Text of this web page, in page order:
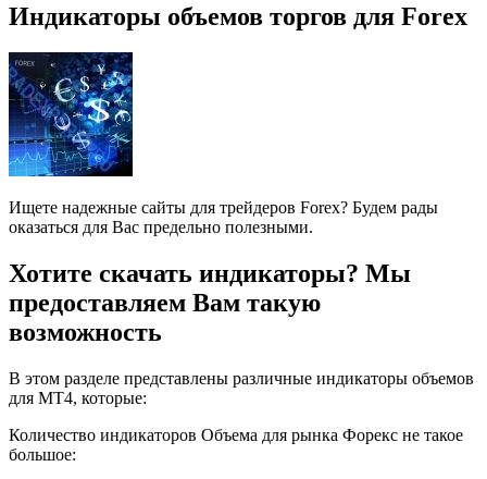
Индикаторы объемов торгов для Forex
Ищете надежные сайты для трейдеров Forex? Будем рады
оказаться для Вас предельно полезными.
Хотите скачать индикаторы? Мы
предоставляем Вам такую
возможность
В этом разделе представлены различные индикаторы объемов
для МТ4, которые:
Количество индикаторов Объема для рынка Форекс не такое
большое: